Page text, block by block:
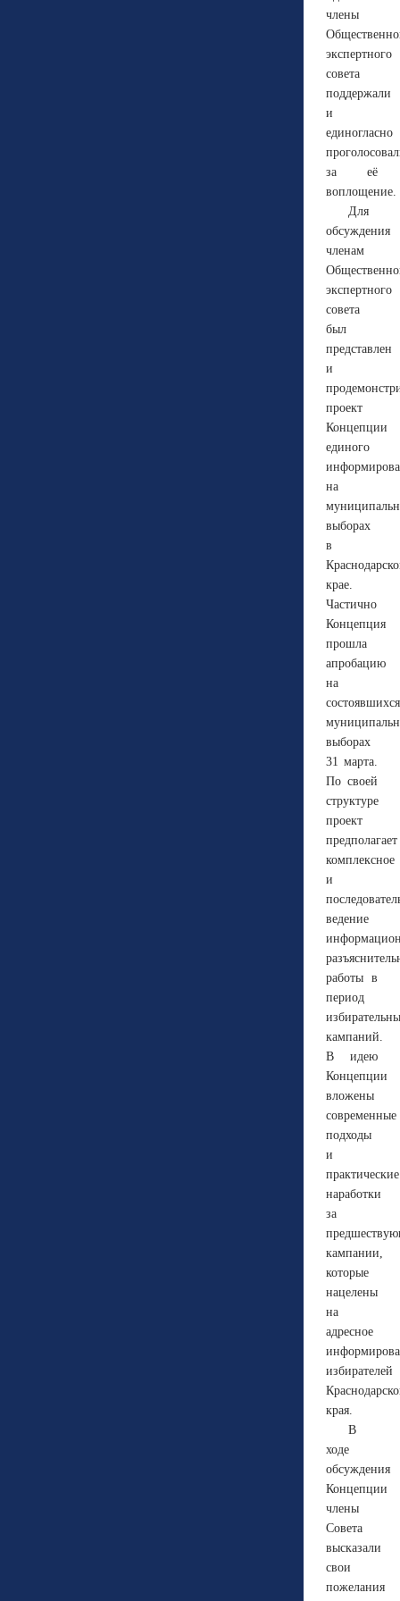
члены
экспертного
совета
поддержали
и
единогласно
за её
воплощение.
Для
обсуждения
членам
экспертного
совета
был
представлен
и
проект
Концепции
единого
на
выборах
в
крае.
Частично
Концепция
прошла
апробацию
на
состоявшихся
выборах
31 марта.
По своей
структуре
проект
предполагает
комплексное
и
ведение
работы в
период
кампаний.
В идею
Концепции
вложены
современные
подходы
и
практические
наработки
за
кампании,
которые
нацелены
на
адресное
избирателей
края.
В
ходе
обсуждения
Концепции
члены
Совета
высказали
свои
пожелания